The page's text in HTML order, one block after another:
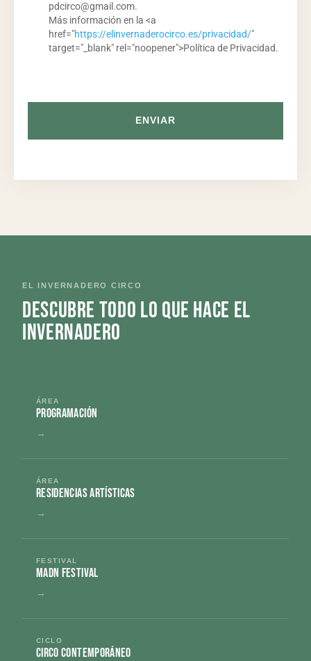
pdcirco@gmail.com.
Más información en la <a
href="https://elinvernaderocirco.es/privacidad/"
target="_blank" rel="noopener">Política de Privacidad.
ENVIAR
EL INVERNADERO CIRCO
Descubre todo lo que hace El
Invernadero
ÁREA
Programación
→
ÁREA
Residencias Artísticas
→
FESTIVAL
MADn Festival
→
CICLO
circo contemporáneo